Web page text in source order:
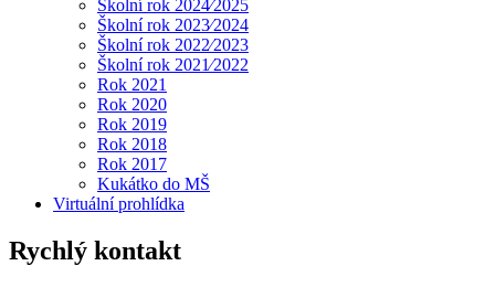
Školní rok 2024⁄2025
Školní rok 2023⁄2024
Školní rok 2022⁄2023
Školní rok 2021⁄2022
Rok 2021
Rok 2020
Rok 2019
Rok 2018
Rok 2017
Kukátko do MŠ
Virtuální prohlídka
Rychlý kontakt